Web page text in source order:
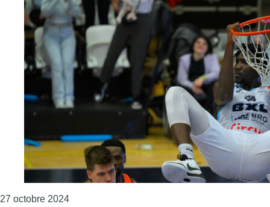
27 octobre 2024Consulter l'article "Une belle victoire du